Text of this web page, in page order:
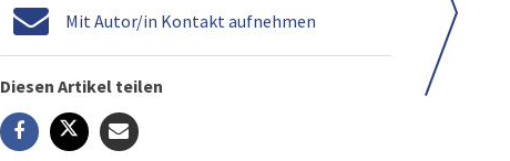
Mit Autor/in Kontakt aufnehmen
Diesen Artikel teilen